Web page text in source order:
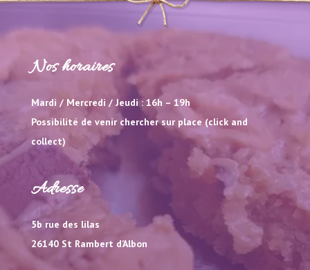
Nos horaires
Mardi / Mercredi / Jeudi : 16h – 19h
Possibilité de venir chercher sur place (click and
collect)
Adresse
5b rue des lilas
26140 St Rambert d’Albon